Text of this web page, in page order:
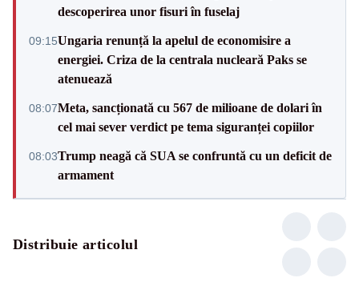
descoperirea unor fisuri în fuselaj
09:15Ungaria renunță la apelul de economisire a
energiei. Criza de la centrala nucleară Paks se
atenuează
08:07Meta, sancționată cu 567 de milioane de dolari în
cel mai sever verdict pe tema siguranței copiilor
08:03Trump neagă că SUA se confruntă cu un deficit de
armament
Distribuie articolul